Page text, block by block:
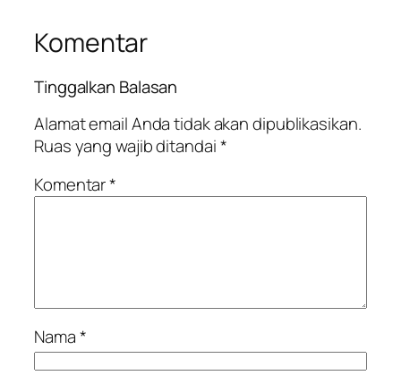
Komentar
Tinggalkan Balasan
Alamat email Anda tidak akan dipublikasikan.
Ruas yang wajib ditandai*
Komentar*
Nama*